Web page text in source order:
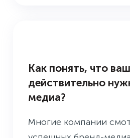
Как понять, что
действительно
медиа?
Многие компании